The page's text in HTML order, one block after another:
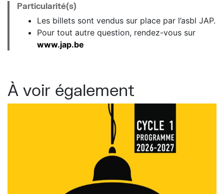
Particularité(s)
Les billets sont vendus sur place par l’asbl JAP.
Pour tout autre question, rendez-vous sur
www.jap.be
À voir également